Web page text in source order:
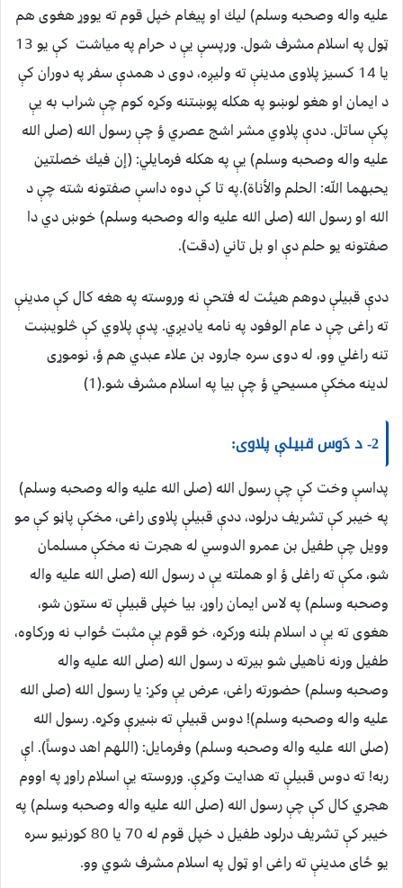
عليه واله وصحبه وسلم) ليك او پيغام خپل قوم ته يووړ هغوى هم
ټول په اسلام مشرف شول. ورپسې يې د حرام په مياشت كې يو 13
يا 14 كسيز پلاوى مدينې ته وليږه، دوى د همدې سفر په دوران كې
د ايمان او هغو لوښو په هكله پوښتنه وكړه كوم چې شراب به يې
پكې ساتل. ددې پلاوي مشر اشج عصري ؤ چې رسول الله (صلى الله
عليه واله وصحبه وسلم) يې په هكله فرمايلي: ‏(‏إن فيك خصلتين
يحبهما اللّه‏:‏ الحلم والأناة‏)‏‏.‏په تا كې دوه داسې صفتونه شته چې د
الله او رسول الله (صلى الله عليه واله وصحبه وسلم) خوښ دي دا
صفتونه يو حلم دې او بل تاني (دقت).
ددې قبيلې دوهم هيئت له فتحې نه وروسته په هغه كال كې مدينې
ته راغى چې د عام الوفود په نامه ياديږي. پدې پلاوي كې څلويښت
تنه راغلي وو، له دوى سره جارود بن علاء عبدي هم ؤ، نوموړى
لدينه مخكې مسيحي ؤ چې بيا په اسلام مشرف شو.(1)
2- د دَوس قبيلې پلاوى:
پداسې وخت كې چې رسول الله (صلى الله عليه واله وصحبه وسلم)
په خيبر كې تشريف درلود، ددې قبيلې پلاوى راغى، مخكې پاڼو كې مو
وويل چې طفيل بن عمرو الدوسي له هجرت نه مخكې مسلمان
شو، مكې ته راغلى ؤ او هملته يې د رسول الله (صلى الله عليه واله
وصحبه وسلم) په لاس ايمان راوړ، بيا خپلى قبيلې ته ستون شو،
هغوى ته يې د اسلام بلنه وركړه، خو قوم يې مثبت ځواب نه وركاوه،
طفيل ورنه ناهيلى شو بيرته د رسول الله (صلى الله عليه واله
وصحبه وسلم) حضورته راغى، عرض يې وكړ: يا رسول الله (صلى الله
عليه واله وصحبه وسلم)! دوس قبيلې ته ښيرې وكړه. رسول الله
(صلى الله عليه واله وصحبه وسلم) وفرمايل: ‏(‏اللهم اهد دوساً‏)‏‏.‏ اې
ربه! ته دوس قبيلې ته هدايت وكړې. وروسته يې اسلام راوړ په اووم
هجري كال كې چې رسول الله (صلى الله عليه واله وصحبه وسلم) په
خيبر كې تشريف درلود طفيل د خپل قوم له 70 يا 80 كورنيو سره
يو ځاى مدينې ته راغى او ټول په اسلام مشرف شوي وو.